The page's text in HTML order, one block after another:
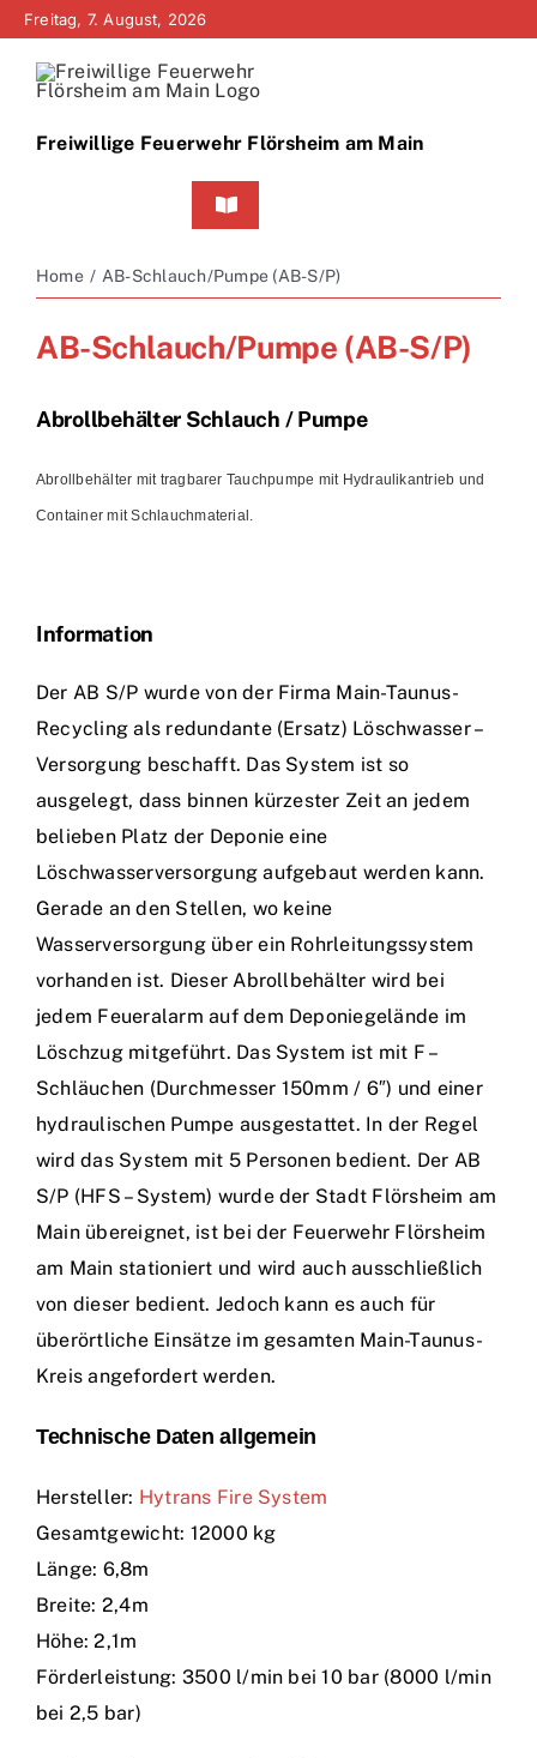
Zum
springen
Freitag, 7. August, 2026
Freiwillige Feuerwehr Flörsheim am Main
Toggle
Technik
Home AB-Schlauch/Pumpe (AB-S/P)
AB-Schlauch/Pumpe (AB-S/P)
Abrollbehälter Schlauch / Pumpe
Abrollbehälter mit tragbarer Tauchpumpe mit Hydraulikantrieb und
Container mit Schlauchmaterial.
Information
Der AB S/P wurde von der Firma Main-Taunus-
Recycling als redundante (Ersatz) Löschwasser –
Versorgung beschafft. Das System ist so
ausgelegt, dass binnen kürzester Zeit an jedem
belieben Platz der Deponie eine
Löschwasserversorgung aufgebaut werden kann.
Gerade an den Stellen, wo keine
Wasserversorgung über ein Rohrleitungssystem
vorhanden ist. Dieser Abrollbehälter wird bei
jedem Feueralarm auf dem Deponiegelände im
Löschzug mitgeführt. Das System ist mit F –
Schläuchen (Durchmesser 150mm / 6″) und einer
hydraulischen Pumpe ausgestattet. In der Regel
wird das System mit 5 Personen bedient. Der AB
S/P (HFS – System) wurde der Stadt Flörsheim am
Main übereignet, ist bei der Feuerwehr Flörsheim
am Main stationiert und wird auch ausschließlich
von dieser bedient. Jedoch kann es auch für
überörtliche Einsätze im gesamten Main-Taunus-
Kreis angefordert werden.
Technische Daten allgemein
Hersteller: Hytrans Fire System
Gesamtgewicht: 12000 kg
Länge: 6,8m
Breite: 2,4m
Höhe: 2,1m
Förderleistung: 3500 l/min bei 10 bar (8000 l/min
bei 2,5 bar)